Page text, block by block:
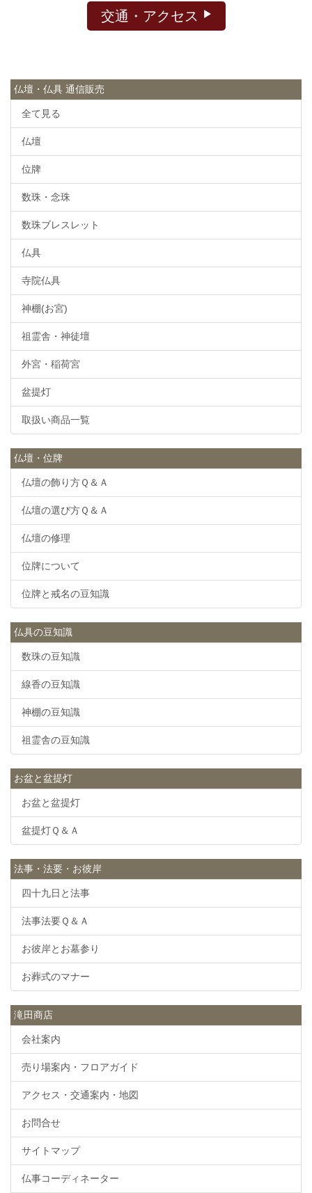
交通・アクセス
仏壇・仏具 通信販売
全て見る
仏壇
位牌
数珠・念珠
数珠ブレスレット
仏具
寺院仏具
神棚(お宮)
祖霊舎・神徒壇
外宮・稲荷宮
盆提灯
取扱い商品一覧
仏壇・位牌
仏壇の飾り方Ｑ＆Ａ
仏壇の選び方Ｑ＆Ａ
仏壇の修理
位牌について
位牌と戒名の豆知識
仏具の豆知識
数珠の豆知識
線香の豆知識
神棚の豆知識
祖霊舎の豆知識
お盆と盆提灯
お盆と盆提灯
盆提灯Ｑ＆Ａ
法事・法要・お彼岸
四十九日と法事
法事法要Ｑ＆Ａ
お彼岸とお墓参り
お葬式のマナー
滝田商店
会社案内
売り場案内・フロアガイド
アクセス・交通案内・地図
お問合せ
サイトマップ
仏事コーディネーター